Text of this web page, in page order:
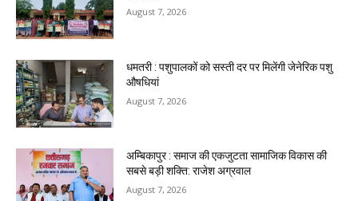
August 7, 2026
धमतरी : पशुपालकों को सस्ती दर पर मिलेंगी जेनेरिक पशु
औषधियां
August 7, 2026
अम्बिकापुर : समाज की एकजुटता सामाजिक विकास की
सबसे बड़ी शक्ति: राजेश अग्रवाल
August 7, 2026